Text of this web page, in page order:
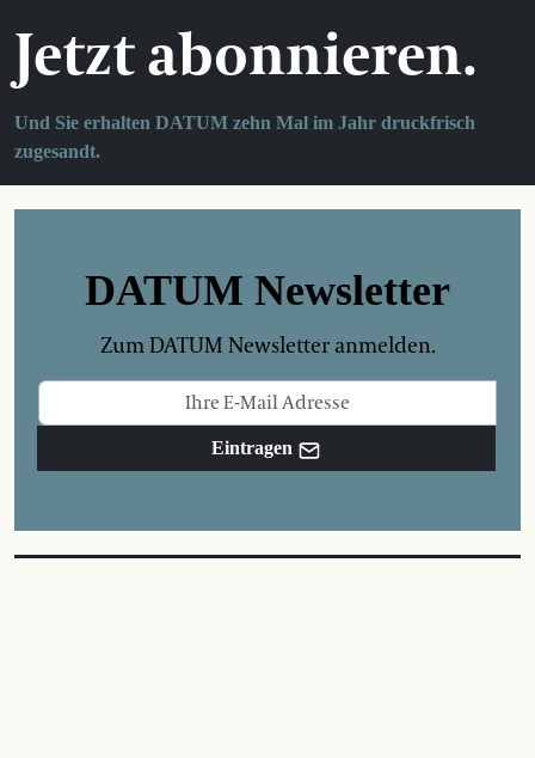
Jetzt abonnieren.
Und Sie erhalten DATUM zehn Mal im Jahr druckfrisch
zugesandt.
DATUM Newsletter
Zum DATUM Newsletter anmelden.
Eintragen